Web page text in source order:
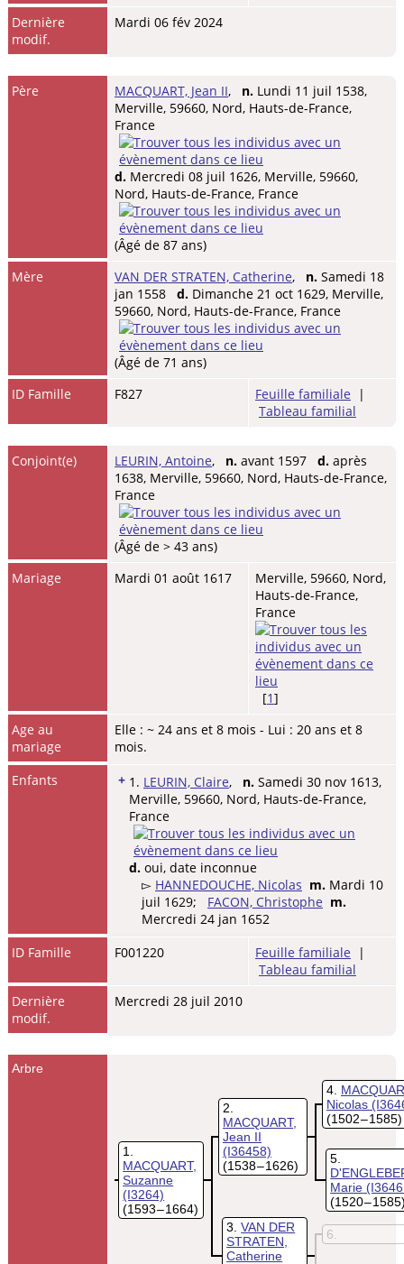
Dernière
modif.
Mardi 06 fév 2024
Père MACQUART, Jean II, n. Lundi 11 juil 1538,
Merville, 59660, Nord, Hauts-de-France,
France
d. Mercredi 08 juil 1626, Merville, 59660,
Nord, Hauts-de-France, France
(Âgé de 87 ans)
Mère
VAN DER STRATEN, Catherine, n. Samedi 18
jan 1558 d. Dimanche 21 oct 1629, Merville,
59660, Nord, Hauts-de-France, France
(Âgé de 71 ans)
ID Famille
F827 Feuille familiale |
Tableau familial
Conjoint(e) LEURIN, Antoine, n. avant 1597 d. après
1638, Merville, 59660, Nord, Hauts-de-France,
France
(Âgé de > 43 ans)
Mariage
Mardi 01 août 1617
Merville, 59660, Nord,
Hauts-de-France,
France
[1]
Age au
mariage
Elle : ~ 24 ans et 8 mois - Lui : 20 ans et 8
mois.
Enfants
+ 1. LEURIN, Claire, n. Samedi 30 nov 1613,
Merville, 59660, Nord, Hauts-de-France,
France
d. oui, date inconnue
▻ HANNEDOUCHE, Nicolas m. Mardi 10
juil 1629; FACON, Christophe m.
Mercredi 24 jan 1652
ID Famille
F001220 Feuille familiale |
Tableau familial
Dernière
modif.
Mercredi 28 juil 2010
Arbre
1
MACQUART,
Suzanne
(I3264)
(1593 – 1664)
2
MACQUART,
Jean II
(I36458)
(1538 – 1626)
4
Nicolas
(1502 – 1585)
5
Marie
(1520 –
3 VAN DER
STRATEN,
Catherine
6